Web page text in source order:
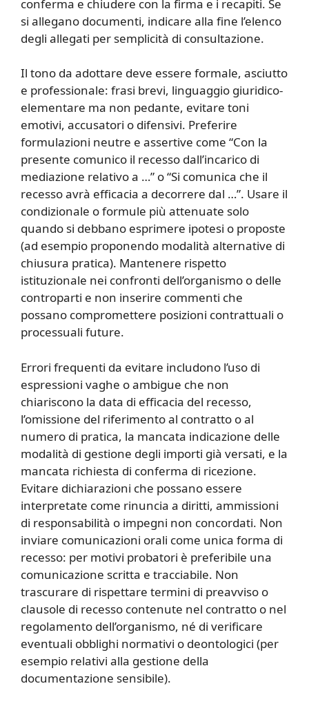
conferma e chiudere con la firma e i recapiti. Se
si allegano documenti, indicare alla fine l’elenco
degli allegati per semplicità di consultazione.
Il tono da adottare deve essere formale, asciutto
e professionale: frasi brevi, linguaggio giuridico-
elementare ma non pedante, evitare toni
emotivi, accusatori o difensivi. Preferire
formulazioni neutre e assertive come “Con la
presente comunico il recesso dall’incarico di
mediazione relativo a …” o “Si comunica che il
recesso avrà efficacia a decorrere dal …”. Usare il
condizionale o formule più attenuate solo
quando si debbano esprimere ipotesi o proposte
(ad esempio proponendo modalità alternative di
chiusura pratica). Mantenere rispetto
istituzionale nei confronti dell’organismo o delle
controparti e non inserire commenti che
possano compromettere posizioni contrattuali o
processuali future.
Errori frequenti da evitare includono l’uso di
espressioni vaghe o ambigue che non
chiariscono la data di efficacia del recesso,
l’omissione del riferimento al contratto o al
numero di pratica, la mancata indicazione delle
modalità di gestione degli importi già versati, e la
mancata richiesta di conferma di ricezione.
Evitare dichiarazioni che possano essere
interpretate come rinuncia a diritti, ammissioni
di responsabilità o impegni non concordati. Non
inviare comunicazioni orali come unica forma di
recesso: per motivi probatori è preferibile una
comunicazione scritta e tracciabile. Non
trascurare di rispettare termini di preavviso o
clausole di recesso contenute nel contratto o nel
regolamento dell’organismo, né di verificare
eventuali obblighi normativi o deontologici (per
esempio relativi alla gestione della
documentazione sensibile).